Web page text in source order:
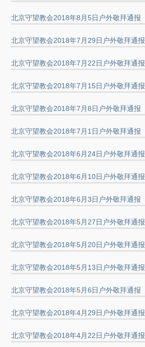
北京守望教会2018年8月5日户外敬拜通报
北京守望教会2018年7月29日户外敬拜通报
北京守望教会2018年7月22日户外敬拜通报
北京守望教会2018年7月15日户外敬拜通报
北京守望教会2018年7月8日户外敬拜通报
北京守望教会2018年7月1日户外敬拜通报
北京守望教会2018年6月24日户外敬拜通报
北京守望教会2018年6月10日户外敬拜通报
北京守望教会2018年6月3日户外敬拜通报
北京守望教会2018年5月27日户外敬拜通报
北京守望教会2018年5月20日户外敬拜通报
北京守望教会2018年5月13日户外敬拜通报
北京守望教会2018年5月6日户外敬拜通报
北京守望教会2018年4月29日户外敬拜通报
北京守望教会2018年4月22日户外敬拜通报